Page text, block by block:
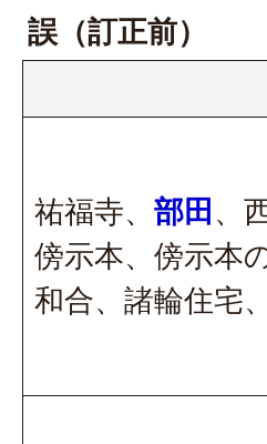
誤（訂正前）
祐福寺、 部田 、
傍示本、傍示本
和合、諸輪住宅